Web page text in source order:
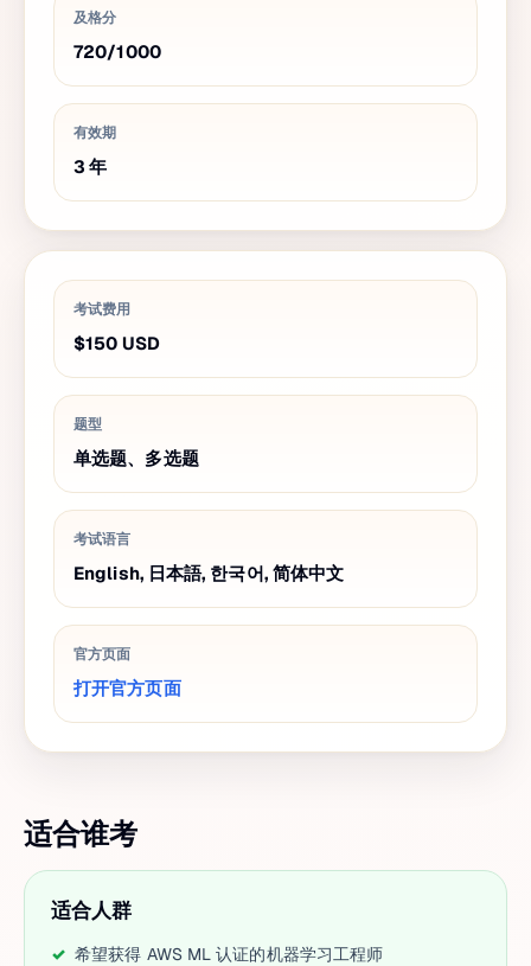
及格分
720/1000
有效期
3 年
考试费用
$150 USD
题型
单选题、多选题
考试语言
English, 日本語, 한국어, 简体中文
官方页面
打开官方页面
适合谁考
适合人群
希望获得 AWS ML 认证的机器学习工程师